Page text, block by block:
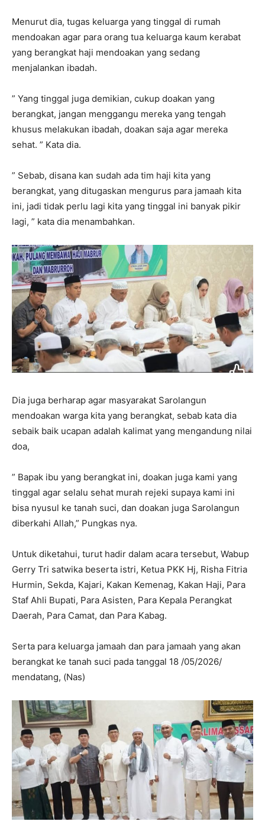
Menurut dia, tugas keluarga yang tinggal di rumah
mendoakan agar para orang tua keluarga kaum kerabat
yang berangkat haji mendoakan yang sedang
menjalankan ibadah.
” Yang tinggal juga demikian, cukup doakan yang
berangkat, jangan menggangu mereka yang tengah
khusus melakukan ibadah, doakan saja agar mereka
sehat. ” Kata dia.
” Sebab, disana kan sudah ada tim haji kita yang
berangkat, yang ditugaskan mengurus para jamaah kita
ini, jadi tidak perlu lagi kita yang tinggal ini banyak pikir
lagi, ” kata dia menambahkan.
Dia juga berharap agar masyarakat Sarolangun
mendoakan warga kita yang berangkat, sebab kata dia
sebaik baik ucapan adalah kalimat yang mengandung nilai
doa,
” Bapak ibu yang berangkat ini, doakan juga kami yang
tinggal agar selalu sehat murah rejeki supaya kami ini
bisa nyusul ke tanah suci, dan doakan juga Sarolangun
diberkahi Allah,” Pungkas nya.
Untuk diketahui, turut hadir dalam acara tersebut, Wabup
Gerry Tri satwika beserta istri, Ketua PKK Hj, Risha Fitria
Hurmin, Sekda, Kajari, Kakan Kemenag, Kakan Haji, Para
Staf Ahli Bupati, Para Asisten, Para Kepala Perangkat
Daerah, Para Camat, dan Para Kabag.
Serta para keluarga jamaah dan para jamaah yang akan
berangkat ke tanah suci pada tanggal 18 /05/2026/
mendatang, (Nas)